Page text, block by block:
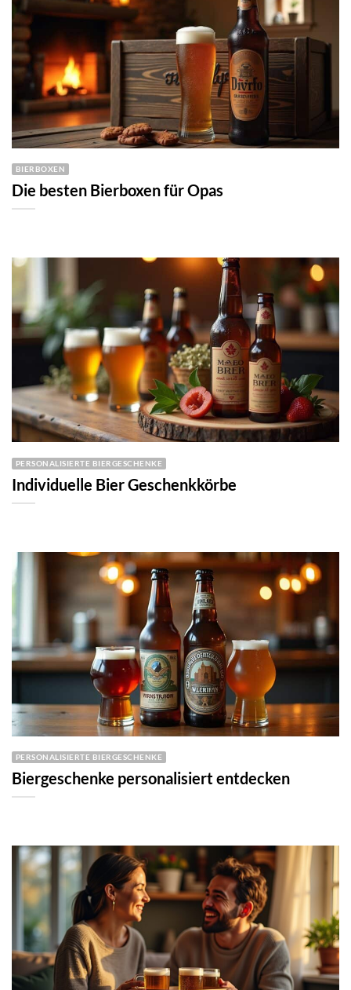
BIERBOXEN
Die besten Bierboxen für Opas
PERSONALISIERTE BIERGESCHENKE
Individuelle Bier Geschenkkörbe
PERSONALISIERTE BIERGESCHENKE
Biergeschenke personalisiert entdecken